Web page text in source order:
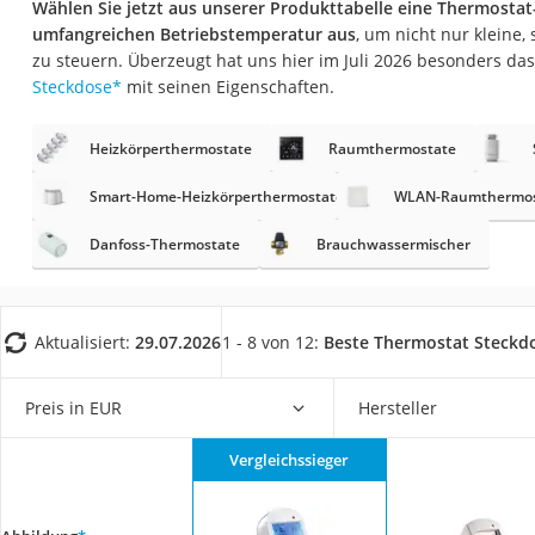
Fliesenschneider
Hochdruckreiniger
Akku-Laubsauger
Löschdecke
Service
Wählen Sie jetzt aus unserer Produkttabelle eine
umfangreichen Betriebstemperatur aus, um nicht nur kleine,
zu steuern. Überzeugt hat uns hier im Juli 2026 besonders
Steckdose* mit seinen Eigenschaften.
Heizkörperthermostate Raumthermostate
Smart-Home-Heizkörperthermostate WLAN-
Danfoss-Thermostate Brauchwassermischer
Aktualisiert: 29.07.20261 - 8 von 12: Beste Thermostat
Preis in EUR Hersteller
Vergleichssieger